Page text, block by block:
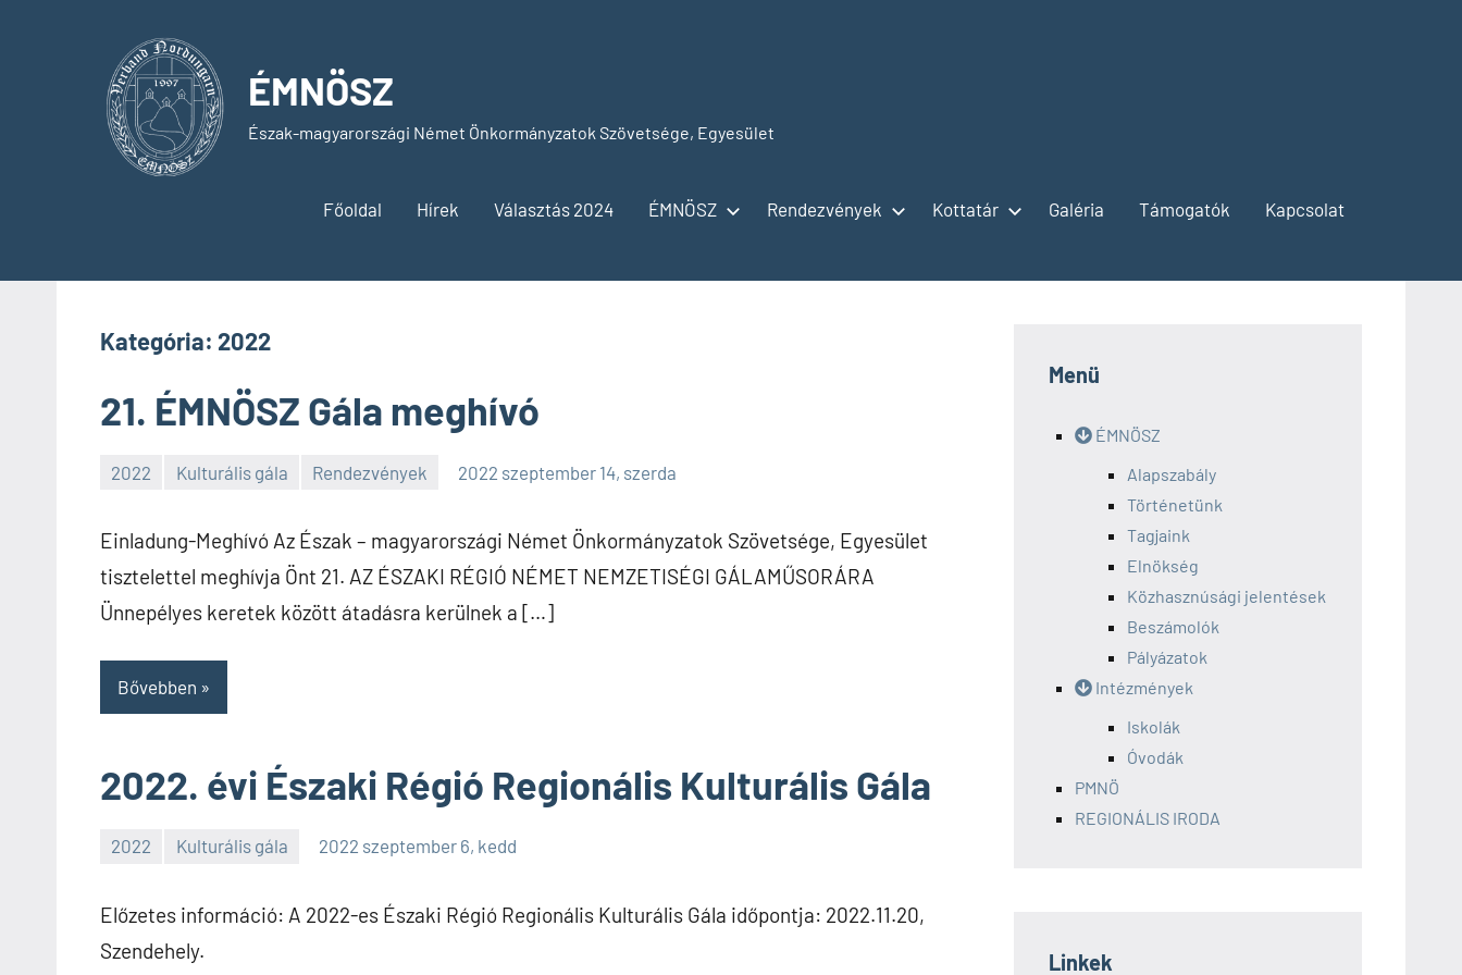
ÉMNÖSZ
Észak-magyarországi Német Önkormányzatok Szövetsége, Egyesület
Főoldal Hírek Választás 2024 ÉMNÖSZ Rendezvények Kottatár Galéria Támogatók Kapcsolat
Kategória: 2022
21. ÉMNÖSZ Gála meghívó
2022 Kulturális gála Rendezvények 2022 szeptember 14, szerda
Einladung-Meghívó Az Észak – magyarországi Német Önkormányzatok Szövetsége, Egyesület
tisztelettel meghívja Önt 21. AZ ÉSZAKI RÉGIÓ NÉMET NEMZETISÉGI GÁLAMŰSORÁRA
Ünnepélyes keretek között átadásra kerülnek a […]
Bővebben
2022. évi Északi Régió Regionális Kulturális Gála
2022 Kulturális gála 2022 szeptember 6, kedd
Előzetes információ: A 2022-es Északi Régió Regionális Kulturális Gála időpontja: 2022.11.20,
Szendehely.
Menü
ÉMNÖSZ
Alapszabály
Történetünk
Tagjaink
Elnökség
Közhasznúsági jelentések
Beszámolók
Pályázatok
Intézmények
Iskolák
Óvodák
PMNÖ
REGIONÁLIS IRODA
Linkek